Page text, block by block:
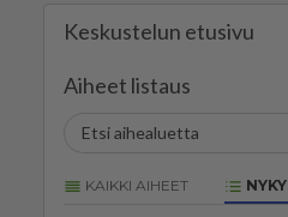
Keskustelun etusivu
Aiheet listaus
KAIKKI AIHEET